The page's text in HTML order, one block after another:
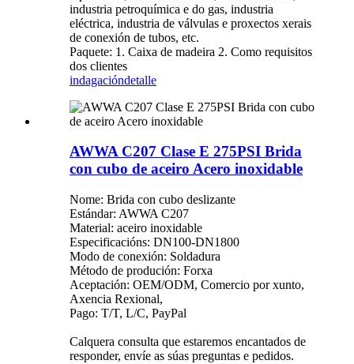
industria petroquímica e do gas, industria
eléctrica, industria de válvulas e proxectos xerais
de conexión de tubos, etc.
Paquete: 1. Caixa de madeira 2. Como requisitos
dos clientes
indagacióndetalle
AWWA C207 Clase E 275PSI Brida
con cubo de aceiro Acero inoxidable
Nome: Brida con cubo deslizante
Estándar: AWWA C207
Material: aceiro inoxidable
Especificacións: DN100-DN1800
Modo de conexión: Soldadura
Método de produción: Forxa
Aceptación: OEM/ODM, Comercio por xunto,
Axencia Rexional,
Pago: T/T, L/C, PayPal
Calquera consulta que estaremos encantados de
responder, envíe as súas preguntas e pedidos.